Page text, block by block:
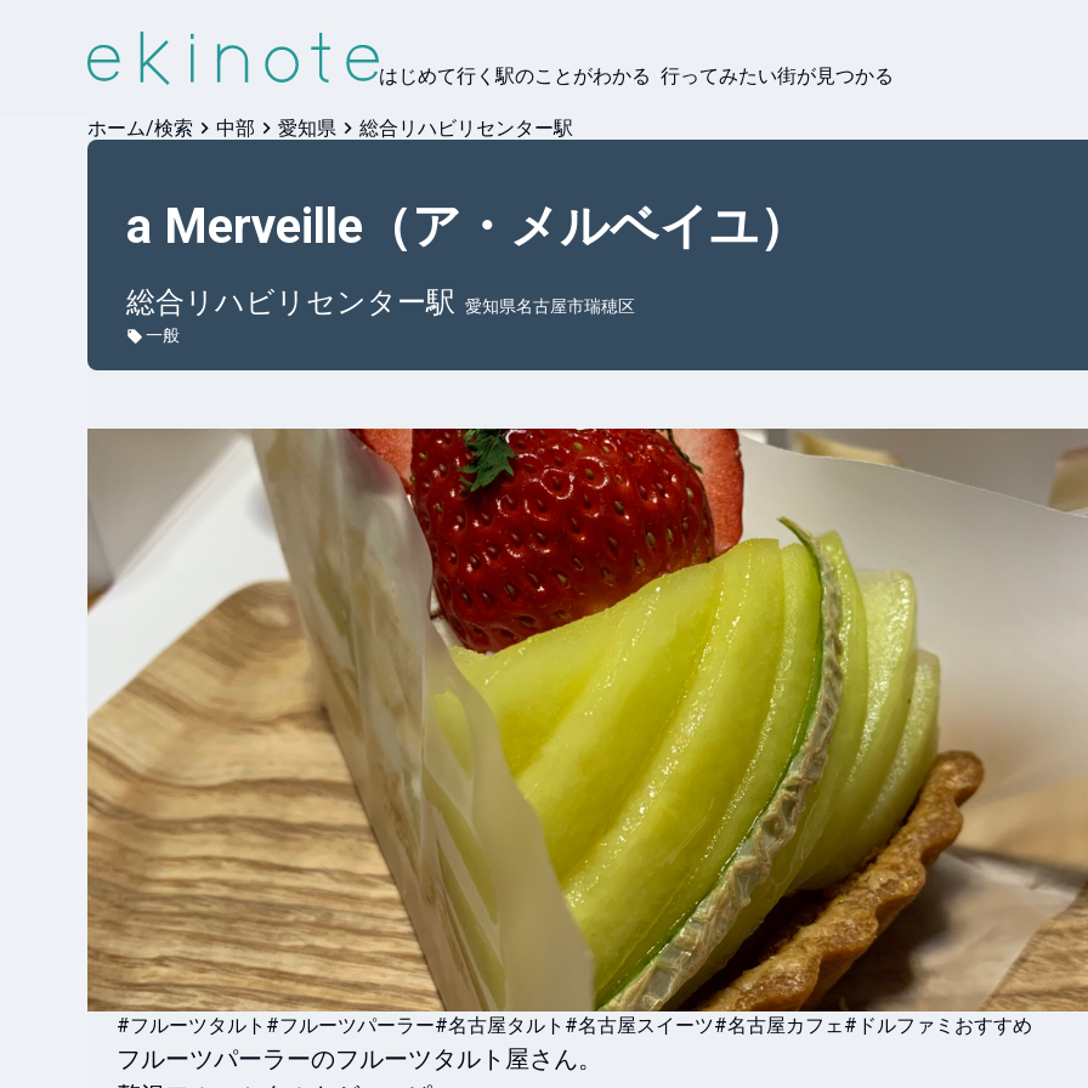
はじめて行く駅のことがわかる 行ってみたい街が見つかる
ホーム/検索 中部 愛知県 総合リハビリセンター駅
a Merveille（ア・メルベイユ）
総合リハビリセンター駅
愛知県名古屋市瑞穂区
一般
#フルーツタルト #フルーツパーラー#名古屋タルト #名古屋スイーツ#名古屋カフェ#ドルファミおすすめ
フルーツパーラーのフルーツタルト屋さん。